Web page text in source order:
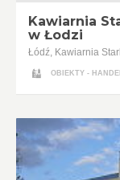
Kawiarnia
w Łodzi
Łódź, Kawiarnia
OBIEKTY -